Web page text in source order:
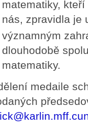
matematiky,
nás, zpravidla je
významným
dlouhodobě
matematiky.
medaile